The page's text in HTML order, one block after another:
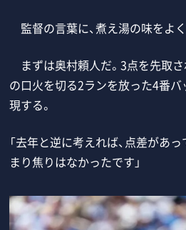
監督の言葉に、煮え湯の味をよ
まずは奥村頼人だ。3点を先取
の口火を切る2ランを放った4番バ
現する。
「去年と逆に考えれば、点差があ
まり焦りはなかったです」